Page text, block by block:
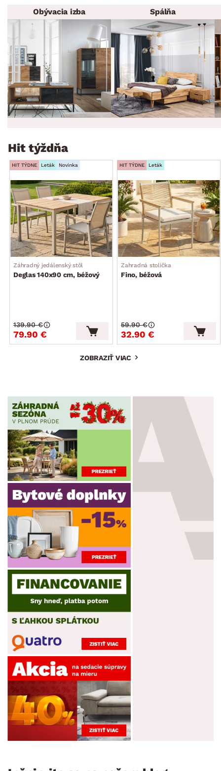
Obývacia izba Spálňa
Hit týždňa
HIT TÝDNE Leták Novinka
Záhradný jedálenský stôl
Deglas 140x90 cm, béžový
79.90 €
139.90 €
HIT TÝDNE Leták
Zahradná stolička
Fino, béžová
32.90 €
59.90 €
ZOBRAZIŤ VIAC